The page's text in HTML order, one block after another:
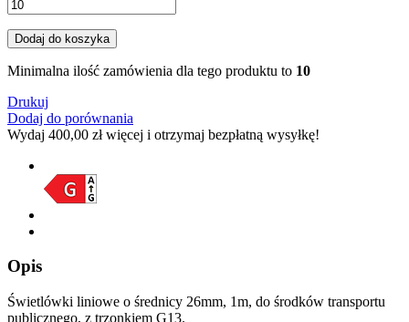
Dodaj do koszyka
Minimalna ilość zamówienia dla tego produktu to 10
Drukuj
Dodaj do porównania
Wydaj 400,00 złwięcej i otrzymaj bezpłatną wysyłkę!
Opis
Świetlówki liniowe o średnicy 26mm, 1m, do środków transportu
publicznego, z trzonkiem G13.